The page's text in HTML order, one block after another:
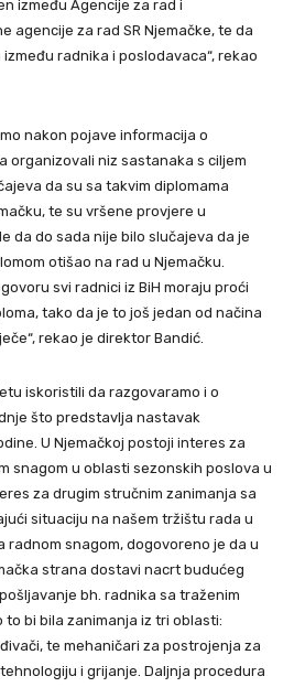
između Agencije za rad i
agencije za rad SR Njemačke, te da
radnika i poslodavaca“, rekao
nakon pojave informacija o
organizovali niz sastanaka s ciljem
da su sa takvim diplomama
te su vršene provjere u
da do sada nije bilo slučajeva da je
otišao na rad u Njemačku.
svi radnici iz BiH moraju proći
tako da je to još jedan od načina
rekao je direktor Bandić.
iskoristili da razgovaramo i o
što predstavlja nastavak
U Njemačkoj postoji interes za
snagom u oblasti sezonskih poslova u
za drugim stručnim zanimanja sa
situaciju na našem tržištu rada u
radnom snagom, dogovoreno je da u
strana dostavi nacrt budućeg
bh. radnika sa traženim
to bi bila zanimanja iz tri oblasti:
te mehaničari za postrojenja za
i grijanje. Daljnja procedura